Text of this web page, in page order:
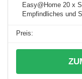
Easy@Home 20 x
Empfindliches und